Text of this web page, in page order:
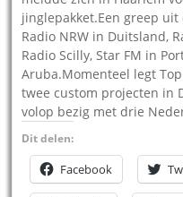
jinglepakket.Een greep
Radio NRW in Duitsland,
Radio Scilly, Star FM in
Aruba.Momenteel legt
twee custom projecten in
volop bezig met drie
Dit delen:
Facebook